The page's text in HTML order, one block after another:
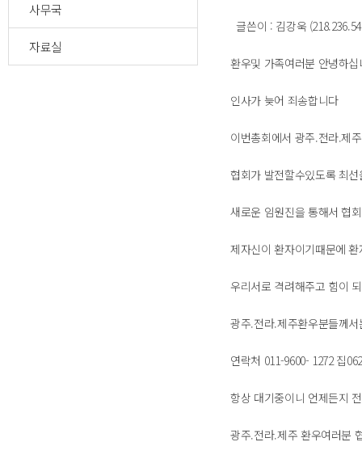
사무국
자료실
글쓴이 : 김강욱
환우및 가족여러분 안녕하십
인사가 늦어 죄송합니다
이번총회에서 광주.전라.제
협회가 발전할수있도록 최
새로운 임원진을 통해서 협
제자신이 환자이기때문에
우리서로 격려해주고 힘이
광주.전라.제주환우분들께
연락처 011-9600- 1272 집
항상 대기중이니 언제든지
광주.전라.제주 환우여러분